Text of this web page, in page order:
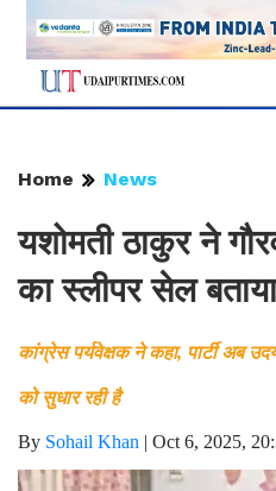
Home News
यशोमती ठाकुर ने
का स्लीपर सेल बताया
कांग्रेस पर्यवेक्षक ने कहा, पार्टी अब
को सुधार रही है
By Sohail Khan | Oct 6, 2025,